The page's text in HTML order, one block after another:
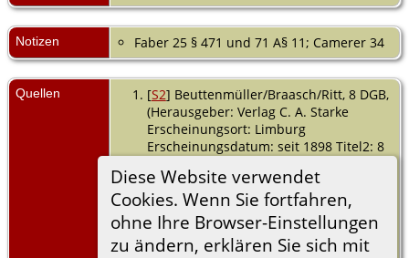
Diese Website verwendet
Cookies. Wenn Sie fortfahren,
ohne Ihre Browser-Einstellungen
zu ändern, erklären Sie sich mit
Notizen Faber 25 § 471 und 71 A§ 11; Camerer 34
Quellen [S2] Beuttenmüller/Braasch/Ritt, 8 DGB,
(Herausgeber: Verlag C. A. Starke
Erscheinungsort: Limburg
Erscheinungsdatum: seit 1898 Titel2: 8
bzw. 8).
Faber, Die Württ. Familienstiftungen
(1843-58), Neudruck mit Berichtigungen
von A. Rentschler 1940; § 313; Zeller